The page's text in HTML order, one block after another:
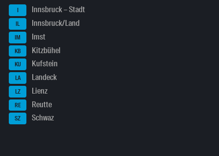
I Innsbruck – Stadt
IL Innsbruck/Land
IM Imst
KB Kitzbühel
KU Kufstein
LA Landeck
LZ Lienz
RE Reutte
SZ Schwaz